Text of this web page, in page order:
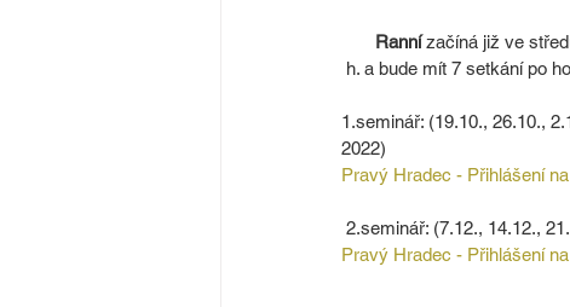
Ranní začíná již ve
h. a bude mít 7 setkání po
1.seminář: (19.10., 26.10.,
2022)
Pravý Hradec - Přihlášení
2.seminář: (7.12., 14.12.,
Pravý Hradec - Přihlášení